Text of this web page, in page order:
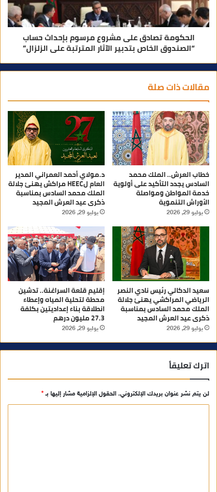
الحكومة تصادق على مشروع مرسوم بإحداث حساب
“الصندوق الخاص بتدبير الآثار المترتبة على الزلزال”
مقالات ذات صلة
خطاب العرش.. الملك محمد
السادس يجدد التأكيد على أولوية
خدمة المواطن ومواصلة
الأوراش التنموية
يوليو 29, 2026
د.مولاي أحمد العمراني المدير
العام لHEEC مراكش يهنئ جلالة
الملك محمد السادس بمناسبة
ذكرى عيد العرش المجيد
يوليو 29, 2026
سعيد الدكالي رئيس نادي النصر
الرياضي المراكشي يهنئ جلالة
الملك محمد السادس بمناسبة
ذكرى عيد العرش المجيد
يوليو 29, 2026
إقليم قلعة السراغنة.. تدشين
محطة لتحلية المياه وإعطاء
انطلاقة بناء إعداديتين بكلفة
27.3 مليون درهم
يوليو 29, 2026
اترك تعليقاً
لن يتم نشر عنوان بريدك الإلكتروني. الحقول الإلزامية مشار إليها بـ*